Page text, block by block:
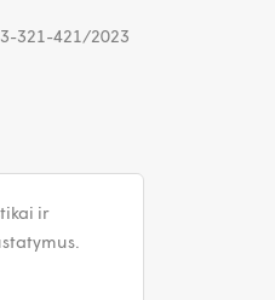
321-421/2023
ir